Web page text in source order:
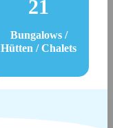
21
Bungalows /
Hütten / Chalets